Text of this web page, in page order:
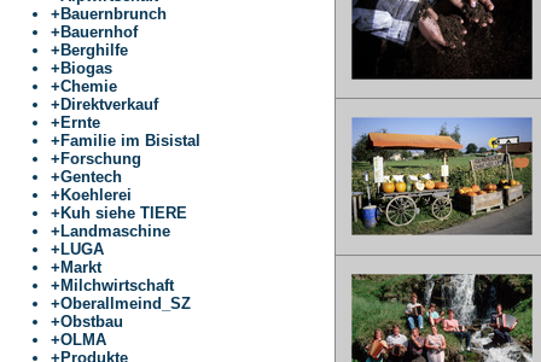
+ Bauernbrunch
+ Bauernhof
+ Berghilfe
+ Biogas
+Chemie
+ Direktverkauf
+ Ernte
+ Familie im Bisistal
+ Forschung
+Gentech
+ Koehlerei
+ Kuh siehe TIERE
+ Landmaschine
+ LUGA
+ Markt
+ Milchwirtschaft
+Oberallmeind_SZ
+Obstbau
+OLMA
+ Produkte